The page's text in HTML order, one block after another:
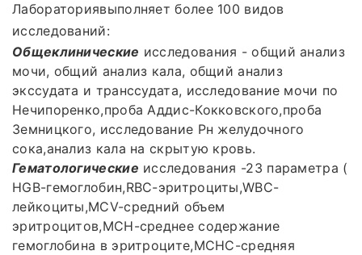
Лабораториявыполняет более 100 видов
исследований:
Общеклинические исследования - общий анализ
мочи, общий анализ кала, общий анализ
экссудата и транссудата, исследование мочи по
Нечипоренко,проба Аддис-Кокковского,проба
Земницкого, исследование Рн желудочного
сока,анализ кала на скрытую кровь.
Гематологические исследования -23 параметра (
HGB-гемоглобин,RBC-эритроциты,WBC-
лейкоциты,MCV-средний объем
эритроцитов,MCH-среднее содержание
гемоглобина в эритроците,MCHC-средняя